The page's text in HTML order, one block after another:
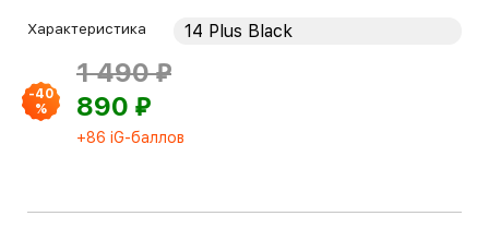
Характеристика
-40
%
1 490⃏
890 ⃏
+86 iG-баллов